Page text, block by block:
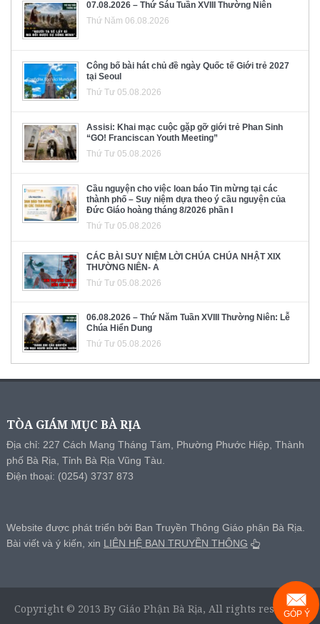
07.08.2026 – Thứ Sáu Tuần XVIII Thường Niên
Thứ Năm 06.08.2026
Công bố bài hát chủ đề ngày Quốc tế Giới trẻ 2027
tại Seoul
Thứ Tư 05.08.2026
Assisi: Khai mạc cuộc gặp gỡ giới trẻ Phan Sinh
“GO! Franciscan Youth Meeting”
Thứ Tư 05.08.2026
Cầu nguyện cho việc loan báo Tin mừng tại các
thành phố – Suy niệm dựa theo ý cầu nguyện của
Đức Giáo hoàng tháng 8/2026 phần I
Thứ Tư 05.08.2026
CÁC BÀI SUY NIỆM LỜI CHÚA CHÚA NHẬT XIX
THƯỜNG NIÊN- A
Thứ Tư 05.08.2026
06.08.2026 – Thứ Năm Tuần XVIII Thường Niên: Lễ
Chúa Hiển Dung
Thứ Tư 05.08.2026
TÒA GIÁM MỤC BÀ RỊA
Địa chỉ: 227 Cách Mạng Tháng Tám, Phường Phước Hiệp, Thành
phố Bà Rịa, Tỉnh Bà Rịa Vũng Tàu.
Điện thoại: (0254) 3737 873
Website được phát triển bởi Ban Truyền Thông Giáo phận Bà Rịa.
Bài viết và ý kiến, xin LIÊN HỆ BAN TRUYỀN THÔNG
Copyright © 2013 By Giáo Phận Bà Rịa, All rights reserved.
GÓP Ý